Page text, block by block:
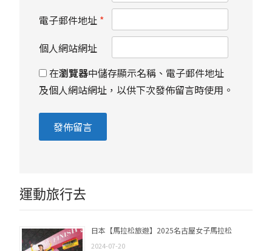
電子郵件地址 *
個人網站網址
在瀏覽器中儲存顯示名稱、電子郵件地址
及個人網站網址，以供下次發佈留言時使用。
運動旅行去
日本【馬拉松旅遊】2025名古屋女子馬拉松
2024-07-20